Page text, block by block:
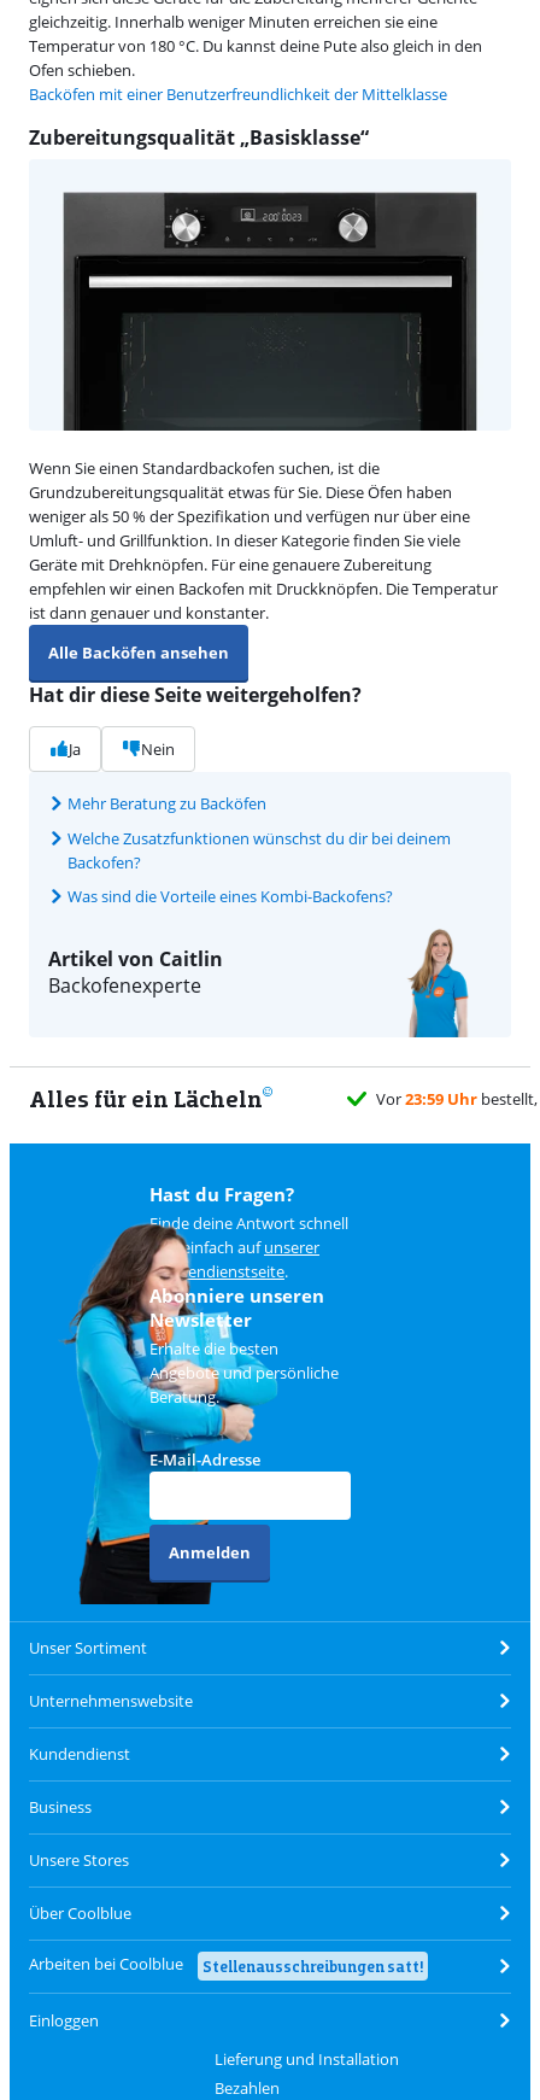
gleichzeitig. Innerhalb weniger Minuten erreichen sie eine
Temperatur von 180 °C. Du kannst deine Pute also gleich in den
Ofen schieben.
Backöfen mit einer Benutzerfreundlichkeit der Mittelklasse
Zubereitungsqualität „Basisklasse“
Wenn Sie einen Standardbackofen suchen, ist die
Grundzubereitungsqualität etwas für Sie. Diese Öfen haben
weniger als 50 % der Spezifikation und verfügen nur über eine
Umluft- und Grillfunktion. In dieser Kategorie finden Sie viele
Geräte mit Drehknöpfen. Für eine genauere Zubereitung
empfehlen wir einen Backofen mit Druckknöpfen. Die Temperatur
ist dann genauer und konstanter.
Alle Backöfen ansehen
Hat dir diese Seite weitergeholfen?
Ja Nein
Mehr Beratung zu Backöfen
Welche Zusatzfunktionen wünschst du dir bei deinem
Backofen?
Was sind die Vorteile eines Kombi-Backofens?
Artikel von Caitlin
Backofenexperte
Alles für ein Lächeln
Hast du Fragen?
Finde deine Antwort schnell
und einfach aufunserer
Kundendienstseite.
Abonniere unseren
Newsletter
Erhalte die besten
Angebote und persönliche
Beratung.
E-Mail-Adresse
Anmelden
Unser Sortiment
Unternehmenswebsite
Kundendienst
Business
Unsere Stores
Über Coolblue
Arbeiten bei Coolblue Stellenausschreibungen satt!
Einloggen
Lieferung und Installation
Bezahlen